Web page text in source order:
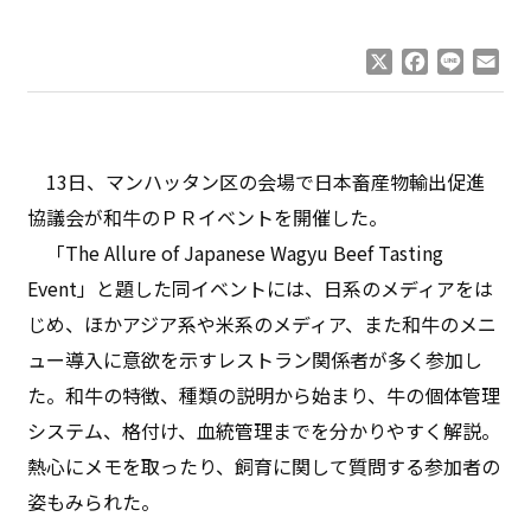
Facebook
Line
13日、マンハッタン区の会場で日本畜産物輸出促進
協議会が和牛のＰＲイベントを開催した。
「The Allure of Japanese Wagyu Beef Tasting
Event」と題した同イベントには、日系のメディアをは
じめ、ほかアジア系や米系のメディア、また和牛のメニ
ュー導入に意欲を示すレストラン関係者が多く参加し
た。和牛の特徴、種類の説明から始まり、牛の個体管理
システム、格付け、血統管理までを分かりやすく解説。
熱心にメモを取ったり、飼育に関して質問する参加者の
姿もみられた。